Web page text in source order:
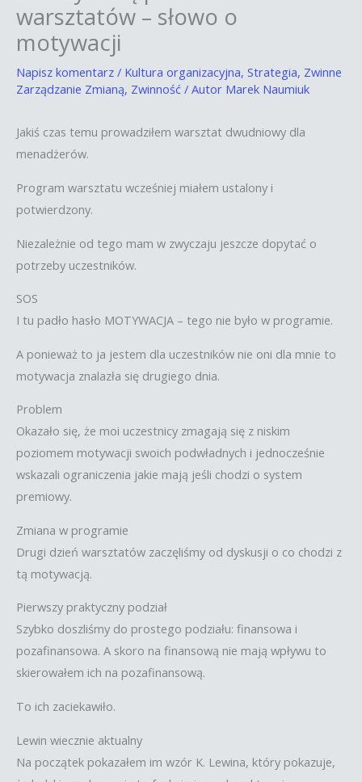
warsztatów – słowo o
motywacji
Napisz komentarz / Kultura organizacyjna, Strategia, Zwinne
Zarządzanie Zmianą, Zwinność / Autor Marek Naumiuk
Jakiś czas temu prowadziłem warsztat dwudniowy dla
menadżerów.
Program warsztatu wcześniej miałem ustalony i
potwierdzony.
Niezależnie od tego mam w zwyczaju jeszcze dopytać o
potrzeby uczestników.
SOS
I tu padło hasło MOTYWACJA – tego nie było w programie.
A ponieważ to ja jestem dla uczestników nie oni dla mnie to
motywacja znalazła się drugiego dnia.
Problem
Okazało się, że moi uczestnicy zmagają się z niskim
poziomem motywacji swoich podwładnych i jednocześnie
wskazali ograniczenia jakie mają jeśli chodzi o system
premiowy.
Zmiana w programie
Drugi dzień warsztatów zaczęliśmy od dyskusji o co chodzi z
tą motywacją.
Pierwszy praktyczny podział
Szybko doszliśmy do prostego podziału: finansowa i
pozafinansowa. A skoro na finansową nie mają wpływu to
skierowałem ich na pozafinansową.
To ich zaciekawiło.
Lewin wiecznie aktualny
Na początek pokazałem im wzór K. Lewina, który pokazuje,